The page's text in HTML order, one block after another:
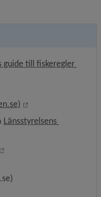
guide till fiskeregler
öppnas i nytt
Länk till annan
Länsstyrelsens
Länk till annan